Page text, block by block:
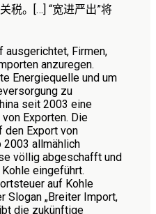
税。
[…] “宽进严出”将
ausgerichtet, Firmen,
anzuregen.
Energiequelle und um
zu
seit 2003 eine
Exporten. Die
den Export von
2003 allmählich
völlig abgeschafft und
eingeführt.
auf Kohle
Slogan „Breiter Import,
die zukünftige